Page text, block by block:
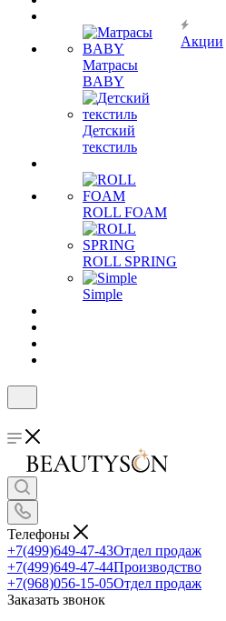
Матрасы
BABY
Детский
текстиль
ROLL FOAM
ROLL SPRING
Simple
Акции
Телефоны
+7(499)649-47-43Отдел продаж
+7(499)649-47-44Производство
+7(968)056-15-05Отдел продаж
Заказать звонок